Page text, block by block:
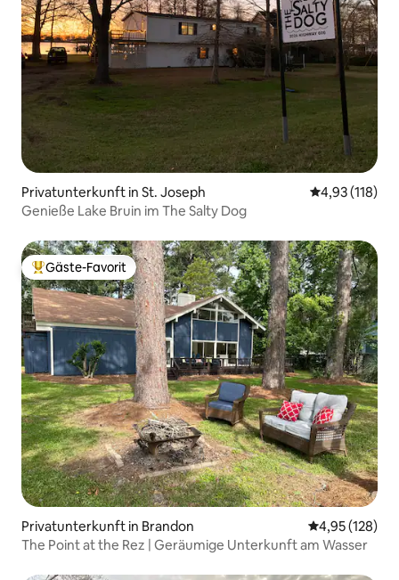
Privatunterkunft in St. Joseph
4,93 (118)
Genieße Lake Bruin im The Salty Dog
Beliebter Gäste-Favorit.
Gäste-Favorit
Privatunterkunft in Brandon
4,95 (128)
The Point at the Rez | Geräumige Unterkunft am Wasser